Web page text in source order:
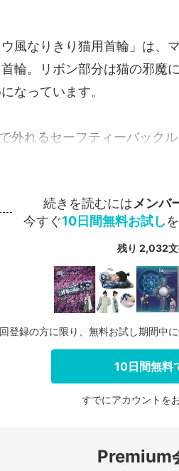
風なりきり猫用首輪」は、
輪。リボン部分は猫の邪魔
なっています。
外れるセーフティーバック
続きを読むにはメンバ
今すぐ10日間無料お試し
残り 2,032
ログ
登録の方に限り、無料お試し期間中
10日間無料
すでにアカウントを
Premium